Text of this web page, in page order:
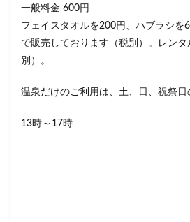
一般料金 600円
フェイスタオルを200円、ハブラシを
で販売しております（税別）。レン
別）。
温泉だけのご利用は、土、日、祝祭日
13時～17時